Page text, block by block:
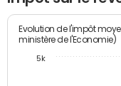
Evolution de l'impôt
ministère de l'Economie)
5k